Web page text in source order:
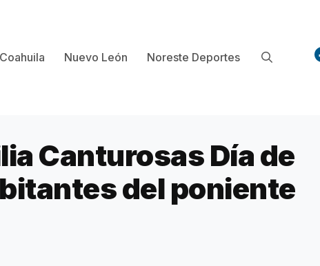
Coahuila Nuevo León Noreste Deportes
Canturosas Día de
del poniente